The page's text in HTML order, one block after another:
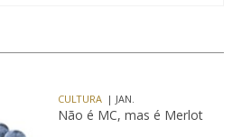
CULTURA | JAN.
Não é MC, mas é Merlot